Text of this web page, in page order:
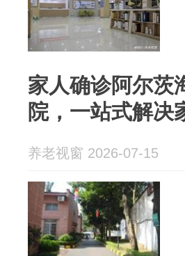
家人确诊阿尔茨
院，一站式解决
养老视窗 2026-07-15